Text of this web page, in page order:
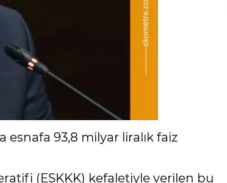
esnafa 93,8 milyar liralık faiz
(ESKKK) kefaletiyle verilen bu